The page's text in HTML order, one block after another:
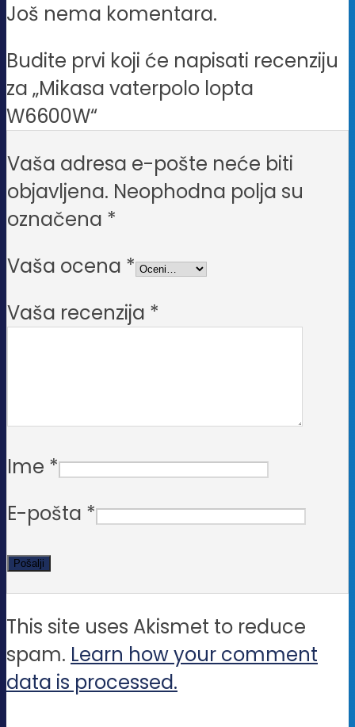
Još nema komentara.
Budite prvi koji će napisati recenziju
za „Mikasa vaterpolo lopta
W6600W“
Vaša adresa e-pošte neće biti
objavljena. Neophodna polja su
označena *
Vaša ocena *
Vaša recenzija *
Ime *
E-pošta *
This site uses Akismet to reduce
spam. Learn how your comment
data is processed.